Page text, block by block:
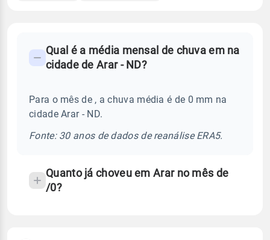
Perguntas
sobre
chuva
Qual é a média mensal de chuva em na
cidade de Arar - ND?
Para o mês de , a chuva média é de 0 mm na
cidade Arar - ND.
Fonte: 30 anos de dados de reanálise ERA5.
Quanto já choveu em Arar no mês de
/0?